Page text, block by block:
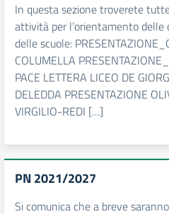
In questa sezione troverete
attività per l’orientamento delle
delle scuole:
COLUMELLA
PACE LETTERA LICEO DE
DELEDDA PRESENTAZIONE
VIRGILIO-REDI […]
PN 2021/2027
Si comunica che a breve